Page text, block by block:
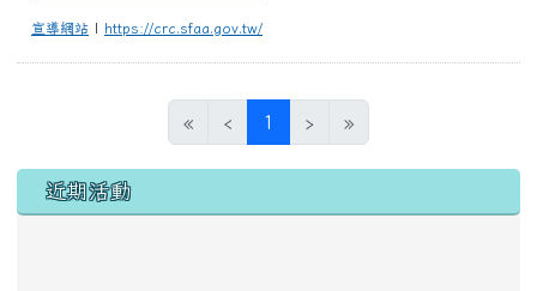
宣導網站 https://crc.sfaa.gov.tw/
« ‹ 1 (目前頁次)
› »
左邊區域內容
近期活動